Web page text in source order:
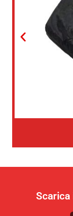
Scarica